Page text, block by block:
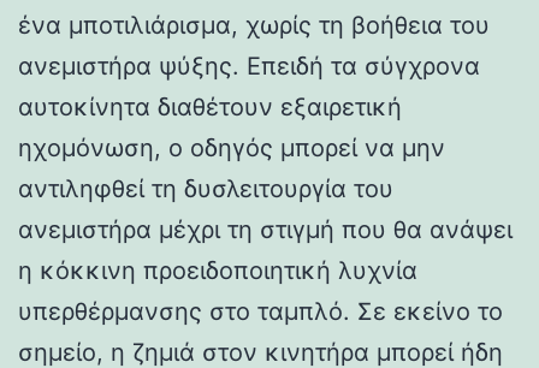
ένα μποτιλιάρισμα, χωρίς τη βοήθεια του
ανεμιστήρα ψύξης. Επειδή τα σύγχρονα
αυτοκίνητα διαθέτουν εξαιρετική
ηχομόνωση, ο οδηγός μπορεί να μην
αντιληφθεί τη δυσλειτουργία του
ανεμιστήρα μέχρι τη στιγμή που θα ανάψει
η κόκκινη προειδοποιητική λυχνία
υπερθέρμανσης στο ταμπλό. Σε εκείνο το
σημείο, η ζημιά στον κινητήρα μπορεί ήδη